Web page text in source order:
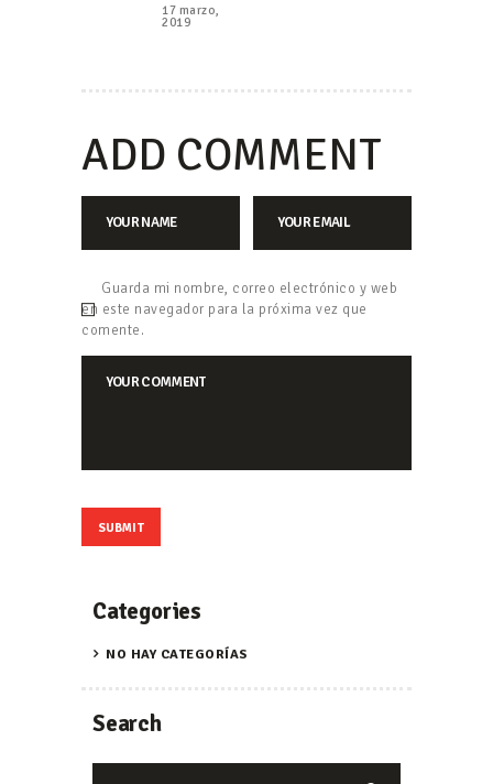
17 marzo,
2019
ADD COMMENT
Guarda mi nombre, correo electrónico y web
en este navegador para la próxima vez que
comente.
Categories
NO HAY CATEGORÍAS
Search